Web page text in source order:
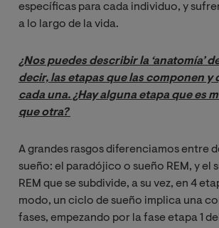
específicas para cada individuo, y
a lo largo de la vida.
¿Nos puedes describir la ‘anatomía’
decir, las etapas que las componen y
cada una. ¿Hay alguna etapa que es
que otra?
A grandes rasgos diferenciamos entre
sueño: el paradójico o sueño REM, y el
REM que se subdivide, a su vez, en 4
modo, un ciclo de sueño implica una
fases, empezando por la fase etapa 1